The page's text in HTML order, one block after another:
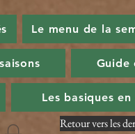
Le menu de la
Guide
Les basiques
Retour vers les